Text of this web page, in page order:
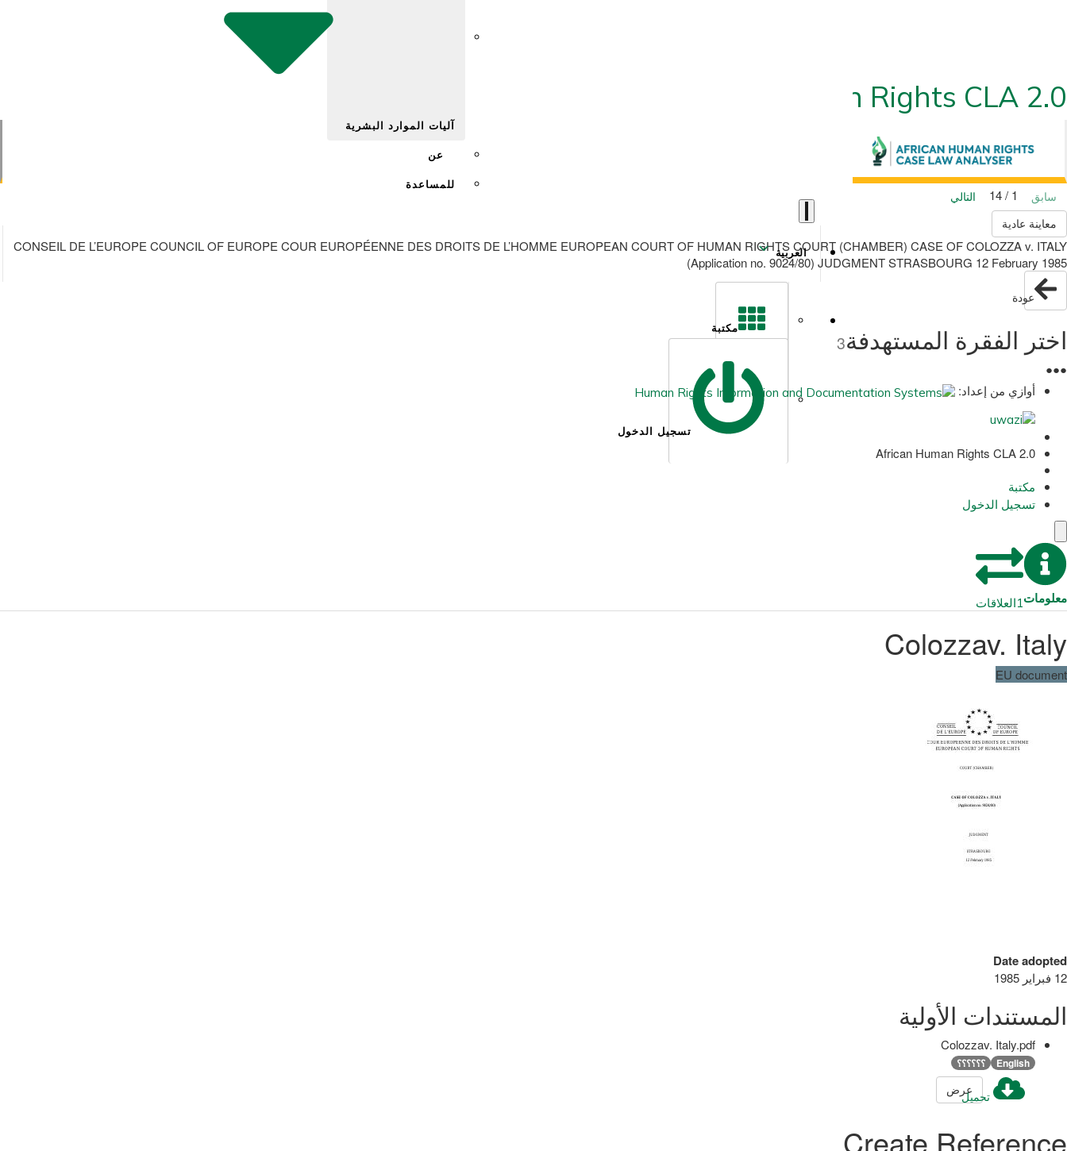
African Human Rights CLA 2.0
آليات الموارد البشرية
عن
للمساعدة
العربية
مكتبة
تسجيل الدخول
سابق
التالي
معاينة عادية
CONSEIL DE L’EUROPE COUNCIL OF EUROPE COUR EUROPÉENNE DES DROITS DE L’HOMME EUROPEAN COURT OF HUMAN RIGHTS COURT (CHAMBER) CASE OF COLOZZA v. ITALY
(Application no. 9024/80) JUDGMENT STRASBOURG 12 February 1985
عودة
اختر الفقرة المستهدفة3
●
●
●
أوازي من إعداد:
African Human Rights CLA 2.0
مكتبة
تسجيل الدخول
معلومات1العلاقات
Colozzav. Italy
EU document
Date adopted
12 فبراير 1985
المستندات الأولية
Colozzav. Italy.pdf
English ؟؟؟؟؟؟
تحميلعرض
Create Reference